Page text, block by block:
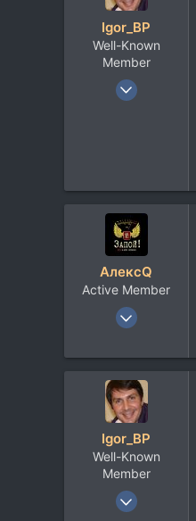
Igor_BP
Well-Known
Member
25 Сен 2006
АлексQ
Active Member
7 Сен 2011
114
Igor_BP
Well-Known
Member
25 Сен 2006